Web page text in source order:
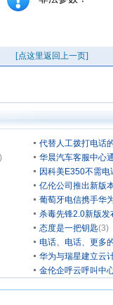
代替人工拨打电话
华晨汽车客服中心
因科美E350不需
亿伦公司推出新版
葡萄牙电信携手华
杀毒先锋2.0新版发
态度是一把钥匙(3)
电话、电话、更多
华为与瑞星建立云
金伦企呼云呼叫中